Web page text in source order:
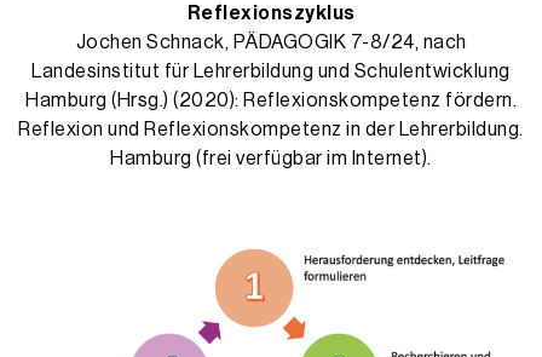
Reflexionszyklus
Jochen Schnack, PÄDAGOGIK 7-8/24, nach
Landesinstitut für Lehrerbildung und Schulentwicklung
Hamburg (Hrsg.) (2020): Reflexionskompetenz fördern.
Reflexion und Reflexionskompetenz in der Lehrerbildung.
Hamburg (frei verfügbar im Internet).